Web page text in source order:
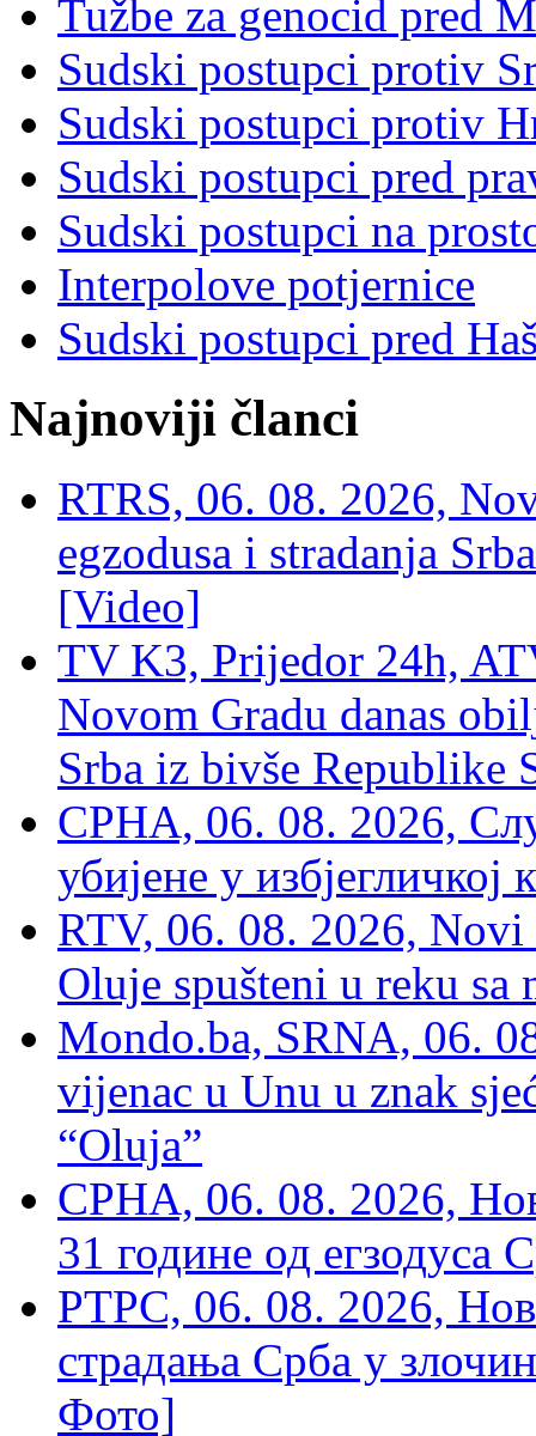
Tužbe za genocid pred
Sudski postupci protiv
Sudski postupci protiv
Sudski postupci pred
Sudski postupci na
Interpolove potjernice
Sudski postupci pred
Najnoviji članci
RTRS, 06. 08. 2026,
egzodusa i stradanja
[Video]
TV K3, Prijedor 24h,
Novom Gradu danas
Srba iz bivše Republike
СРНА, 06. 08. 2026,
убијене у избјегличкој
RTV, 06. 08. 2026, Novi
Oluje spušteni u reku sa
Mondo.ba, SRNA, 06.
vijenac u Unu u znak
“Oluja”
СРНА, 06. 08. 2026,
31 године од егзодуса
РТРС, 06. 08. 2026,
страдања Срба у
Фото]